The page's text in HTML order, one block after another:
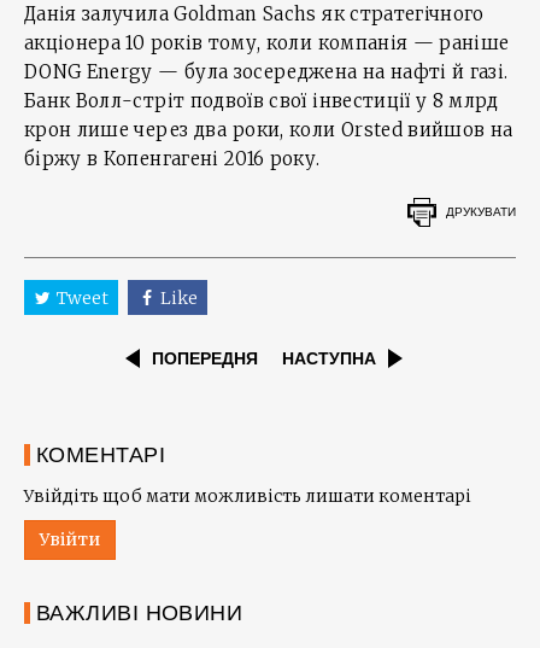
Данія залучила Goldman Sachs як стратегічного
акціонера 10 років тому, коли компанія — раніше
DONG Energy — була зосереджена на нафті й газі.
Банк Волл-стріт подвоїв свої інвестиції у 8 млрд
крон лише через два роки, коли Orsted вийшов на
біржу в Копенгагені 2016 року.
ДРУКУВАТИ
Tweet Like
ПОПЕРЕДНЯ НАСТУПНА
КОМЕНТАРІ
Увійдіть щоб мати можливість лишати коментарі
Увійти
ВАЖЛИВІ НОВИНИ